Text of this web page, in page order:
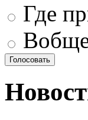
Где